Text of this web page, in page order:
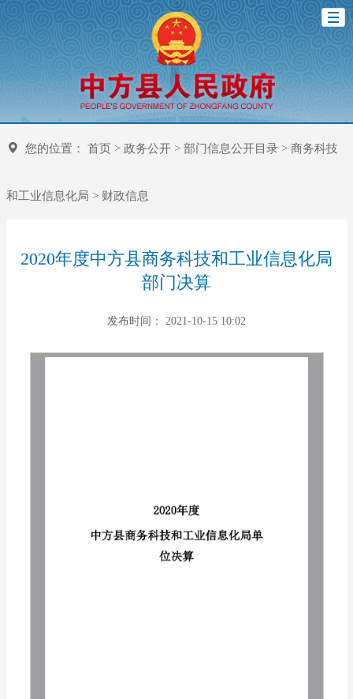
您的位置： 首页> 政务公开> 部门信息公开目录> 商务科技
和工业信息化局 > 财政信息
2020年度中方县商务科技和工业信息化局
部门决算
发布时间： 2021-10-15 10:02